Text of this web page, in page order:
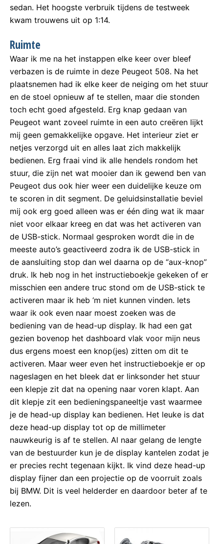
sedan. Het hoogste verbruik tijdens de testweek
kwam trouwens uit op 1:14.
Ruimte
Waar ik me na het instappen elke keer over bleef
verbazen is de ruimte in deze Peugeot 508. Na het
plaatsnemen had ik elke keer de neiging om het stuur
en de stoel opnieuw af te stellen, maar die stonden
toch echt goed afgesteld. Erg knap gedaan van
Peugeot want zoveel ruimte in een auto creëren lijkt
mij geen gemakkelijke opgave. Het interieur ziet er
netjes verzorgd uit en alles laat zich makkelijk
bedienen. Erg fraai vind ik alle hendels rondom het
stuur, die zijn net wat mooier dan ik gewend ben van
Peugeot dus ook hier weer een duidelijke keuze om
te scoren in dit segment. De geluidsinstallatie beviel
mij ook erg goed alleen was er één ding wat ik maar
niet voor elkaar kreeg en dat was het activeren van
de USB-stick. Normaal gesproken wordt die in de
meeste auto’s geactiveerd zodra ik de USB-stick in
de aansluiting stop dan wel daarna op de “aux-knop”
druk. Ik heb nog in het instructieboekje gekeken of er
misschien een andere truc stond om de USB-stick te
activeren maar ik heb ‘m niet kunnen vinden. Iets
waar ik ook even naar moest zoeken was de
bediening van de head-up display. Ik had een gat
gezien bovenop het dashboard vlak voor mijn neus
dus ergens moest een knop(jes) zitten om dit te
activeren. Maar weer even het instructieboekje er op
nageslagen en het bleek dat er linksonder het stuur
een klepje zit dat na opening naar voren klapt. Aan
dit klepje zit een bedieningspaneeltje vast waarmee
je de head-up display kan bedienen. Het leuke is dat
deze head-up display tot op de millimeter
nauwkeurig is af te stellen. Al naar gelang de lengte
van de bestuurder kun je de display kantelen zodat je
er precies recht tegenaan kijkt. Ik vind deze head-up
display fijner dan een projectie op de voorruit zoals
bij BMW. Dit is veel helderder en daardoor beter af te
lezen.